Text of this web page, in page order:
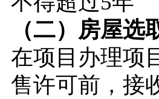
（二）房屋选
在项目办理项
售许可前，接